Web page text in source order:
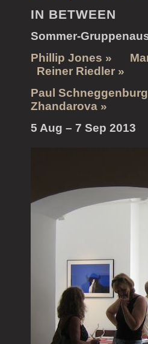
IN BETWEEN
Sommer-
Phillip Jones »
Reiner Riedler »
Paul
Zhandarova »
5 Aug – 7 Sep 2013